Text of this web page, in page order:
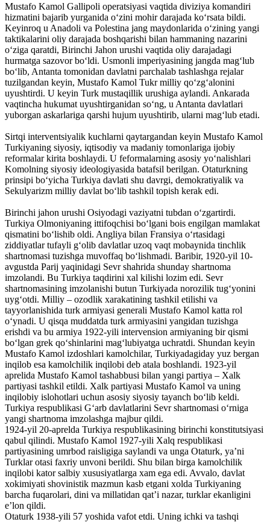
Mustafo Kamol Gallipoli operatsiyasi vaqtida diviziya komandiri
hizmatini bajarib yurganida oʻzini mohir darajada koʻrsata bildi.
Keyinroq u Anadoli va Polestina jang maydonlarida oʻzining yangi
taktikalarini oliy darajada boshqarishi bilan hammaning nazarini
oʻziga qaratdi, Birinchi Jahon urushi vaqtida oliy darajadagi
hurmatga sazovor boʻldi. Usmonli imperiyasining jangda magʻlub
boʻlib, Antanta tomonidan davlatni parchalab tashlashga rejalar
tuzilgandan keyin, Mustafo Kamol Tukr milliy qoʻzgʻalonini
uyushtirdi. U keyin Turk mustaqillik urushiga aylandi. Ankarada
vaqtincha hukumat uyushtirganidan soʻng, u Antanta davlatlari
yuborgan askarlariga qarshi hujum uyushtirib, ularni magʻlub etadi.
Sirtqi interventsiyalik kuchlarni qaytargandan keyin Mustafo Kamol
Turkiyaning siyosiy, iqtisodiy va madaniy tomonlariga ijobiy
reformalar kirita boshlaydi. U feformalarning asosiy yoʻnalishlari
Komolning siyosiy ideologiyasida batafsil berilgan. Otaturkning
prinsipi boʻyicha Turkiya davlati shu davrgi, demokratiyalik va
Sekulyarizm milliy davlat boʻlib tashkil topish kerak edi.
Birinchi jahon urushi Osiyodagi vaziyatni tubdan oʻzgartirdi.
Turkiya Olmoniyaning ittifoqchisi boʻlgani bois engilgan mamlakat
qismatini boʻlishib oldi. Angliya bilan Fransiya oʻrtasidagi
ziddiyatlar tufayli gʻolib davlatlar uzoq vaqt mobaynida tinchlik
shartnomasi tuzishga muvoffaq boʻlishmadi. Baribir, 1920-yil 10-
avgustda Parij yaqinidagi Sevr shahrida shunday shartnoma
imzolandi. Bu Turkiya taqdirini xal kilishi lozim edi. Sevr
shartnomasining imzolanishi butun Turkiyada norozilik tugʻyonini
uygʻotdi. Milliy – ozodlik xarakatining tashkil etilishi va
tayyorlanishida turk armiyasi generali Mustafo Kamol katta rol
oʻynadi. U qisqa muddatda turk armiyasini yangidan tuzishga
erishdi va bu armiya 1922-yili intervension armiyaning bir qismi
boʻlgan grek qoʻshinlarini magʻlubiyatga uchratdi. Shundan keyin
Mustafo Kamol izdoshlari kamolchilar, Turkiyadagiday yuz bergan
inqilob esa kamolchilik inqilobi deb atala boshlandi. 1923-yil
aprelida Mustafo Kamol tashabbusi bilan yangi partiya – Xalk
partiyasi tashkil etildi. Xalk partiyasi Mustafo Kamol va uning
inqilobiy islohotlari uchun asosiy siyosiy tayanch boʻlib keldi.
Turkiya respublikasi Gʻarb davlatlarini Sevr shartnomasi oʻrniga
yangi shartnoma imzolashga majbur qildi.
1924-yil 20-aprelda Turkiya respublikasining birinchi konstitutsiyasi
qabul qilindi. Mustafo Kamol 1927-yili Xalq respublikasi
partiyasining umrbod raisligiga saylandi va unga Otaturk, yaʼni
Turklar otasi faxriy unvoni berildi. Shu bilan birga kamolchilik
inqilobi kator salbiy xususiyatlarga xam ega edi. Avvalo, davlat
xokimiyati shovinistik mazmun kasb etgani xolda Turkiyaning
barcha fuqarolari, dini va millatidan qatʼi nazar, turklar ekanligini
eʼlon qildi.
Otaturk 1938-yili 57 yoshida vafot etdi. Uning ichki va tashqi